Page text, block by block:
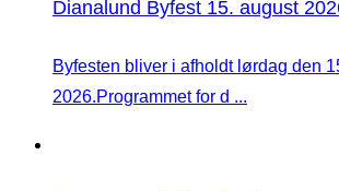
Dianalund Byfest 15. august
Byfesten bliver i afholdt lørdag den
2026.Programmet for d ...